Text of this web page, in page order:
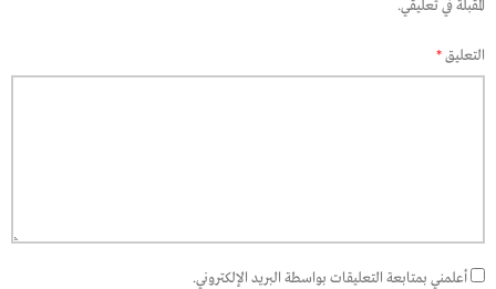
المقبلة في تعليقي.
التعليق*
أعلمني بمتابعة التعليقات بواسطة البريد الإلكتروني.